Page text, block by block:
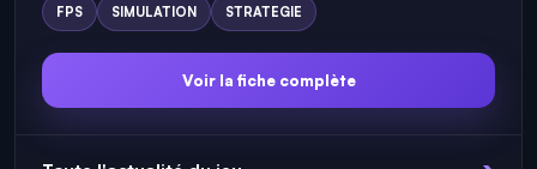
FPS SIMULATION STRATEGIE
Voir la fiche complète